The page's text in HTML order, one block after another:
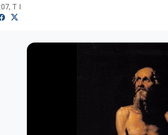
T I
udostępnij na Facebooku